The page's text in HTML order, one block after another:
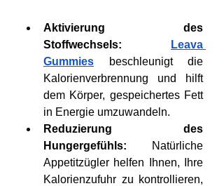
Aktivierung des
Stoffwechsels:
Leava
Gummies beschleunigt die
Kalorienverbrennung und hilft
dem Körper, gespeichertes Fett
in Energie umzuwandeln.
Reduzierung des
Hungergefühls: Natürliche
Appetitzügler helfen Ihnen, Ihre
Kalorienzufuhr zu kontrollieren,